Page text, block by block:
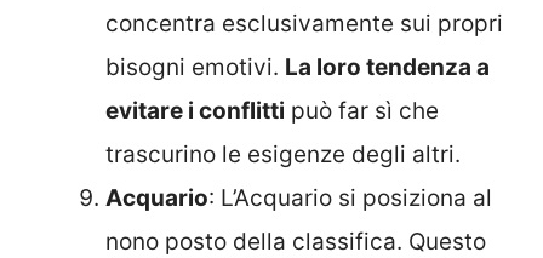
concentra esclusivamente sui propri
bisogni emotivi. La loro tendenza a
evitare i conflitti può far sì che
trascurino le esigenze degli altri.
Acquario: L’Acquario si posiziona al
nono posto della classifica. Questo